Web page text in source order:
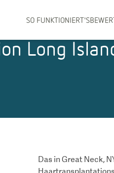
SO FUNKTIONIERT'S
Long
Das in Great Neck,